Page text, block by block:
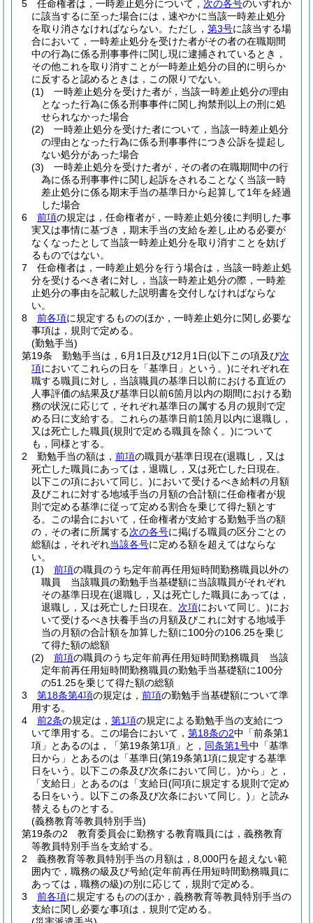
5
任命権者は，一時差止処分について， 次の各号のいずれか
に該当するに至った場合には，速やかに当該一時差止処分
を取り消さなければならない。 ただし， 第3号に該当する場
合において，一時差止処分を受けた者がその者の在職期間
中の行為に係る刑事事件に関し現に逮捕されているとき，
その他これを取り消すことが一時差止処分の目的に明らか
に反すると認めるときは，この限りでない。
(1)
一時差止処分を受けた者が，当該一時差止処分の理由
となった行為に係る刑事事件に関し拘禁刑以上の刑に処
せられなかった場合
(2)
一時差止処分を受けた者について，当該一時差止処分
の理由となった行為に係る刑事事件につき公訴を提起し
ない処分があった場合
(3)
一時差止処分を受けた者が，その者の在職期間中の行
為に係る刑事事件に関し起訴をされることなく当該一時
差止処分に係る期末手当の基準日から起算して1年を経過
した場合
6
前項の規定は，任命権者が，一時差止処分後に判明した事
実又は事情に基づき，期末手当の支給を差し止める必要が
なくなったとして当該一時差止処分を取り消すことを妨げ
るものではない。
7
任命権者は，一時差止処分を行う場合は，当該一時差止処
分を受けるべき者に対し，当該一時差止処分の際，一時差
止処分の事由を記載した説明書を交付しなければならな
い。
8
前各項に規定するもののほか，一時差止処分に関し必要な
事項は，規則で定める。
(勤勉手当)
第19条
勤勉手当は，6月1日及び12月1日(以下この項及び次
項においてこれらの日を「基準日」という。)にそれぞれ在
職する職員に対し，当該職員の基準日以前における直近の
人事評価の結果及び基準日以前6箇月以内の期間における勤
務の状況に応じて，それぞれ基準日の属する月の規則で定
める日に支給する。
これらの基準日前1箇月以内に退職し，
又は死亡した職員(規則で定める職員を除く。)について
も，同様とする。
2
勤勉手当の額は， 前項の職員が基準日現在(退職し，又は
死亡した職員にあっては，退職し，又は死亡した日現在。
以下この項において同じ。)において受けるべき給料の月額
及びこれに対する地域手当の月額の合計額に任命権者が規
則で定める基準に従って定める割合を乗じて得た額とす
る。
この場合において，任命権者が支給する勤勉手当の額
の，その者に所属する次の各号に掲げる職員の区分ごとの
総額は，それぞれ当該各号に定める額を超えてはならな
い。
(1)
前項の職員のうち定年前再任用短時間勤務職員以外の
職員 当該職員の勤勉手当基礎額に当該職員がそれぞれ
その基準日現在(退職し，又は死亡した職員にあっては，
退職し，又は死亡した日現在。 次項において同じ。)にお
いて受けるべき扶養手当の月額及びこれに対する地域手
当の月額の合計額を加算した額に100分の106.25を乗じ
て得た額の総額
(2)
前項の職員のうち定年前再任用短時間勤務職員 当該
定年前再任用短時間勤務職員の勤勉手当基礎額に100分
の51.25を乗じて得た額の総額
3
第18条第4項の規定は， 前項の勤勉手当基礎額について準
用する。
4
前2条の規定は， 第1項の規定による勤勉手当の支給につ
いて準用する。
この場合において， 第18条の2中「前条第1
項」とあるのは，「第19条第1項」と， 同条第1号中「基準
日から」とあるのは「基準日(第19条第1項に規定する基準
日をいう。以下この条及び次条において同じ。)から」と，
「支給日」とあるのは「支給日(同項に規定する規則で定め
る日をいう。以下この条及び次条において同じ。) 」と読み
替えるものとする。
(義務教育等教員特別手当)
第19条の2
教育委員会に勤務する教育職員には，義務教育
等教員特別手当を支給する。
2
義務教育等教員特別手当の月額は，8,000円を超えない範
囲内で，職務の級及び号給(定年前再任用短時間勤務職員に
あっては，職務の級)の別に応じて，規則で定める。
3
前各項に規定するもののほか，義務教育等教員特別手当の
支給に関し必要な事項は，規則で定める。